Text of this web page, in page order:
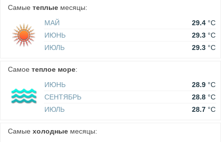
Самые теплые месяцы:
МАЙ
29.4 °C
ИЮНЬ
29.3 °C
ИЮЛЬ
29.3 °C
Самое теплое море:
ИЮНЬ
28.9 °C
СЕНТЯБРЬ
28.8 °C
ИЮЛЬ
28.7 °C
Самые холодные месяцы: